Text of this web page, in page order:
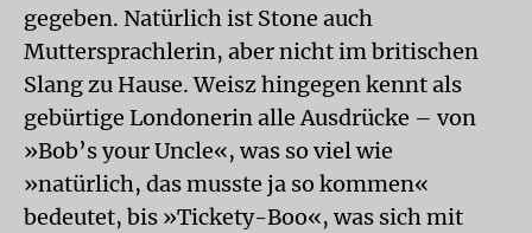
gegeben. Natürlich ist Stone auch
Muttersprachlerin, aber nicht im britischen
Slang zu Hause. Weisz hingegen kennt als
gebürtige Londonerin alle Ausdrücke – von
»Bob’s your Uncle«, was so viel wie
»natürlich, das musste ja so kommen«
bedeutet, bis »Tickety-Boo«, was sich mit